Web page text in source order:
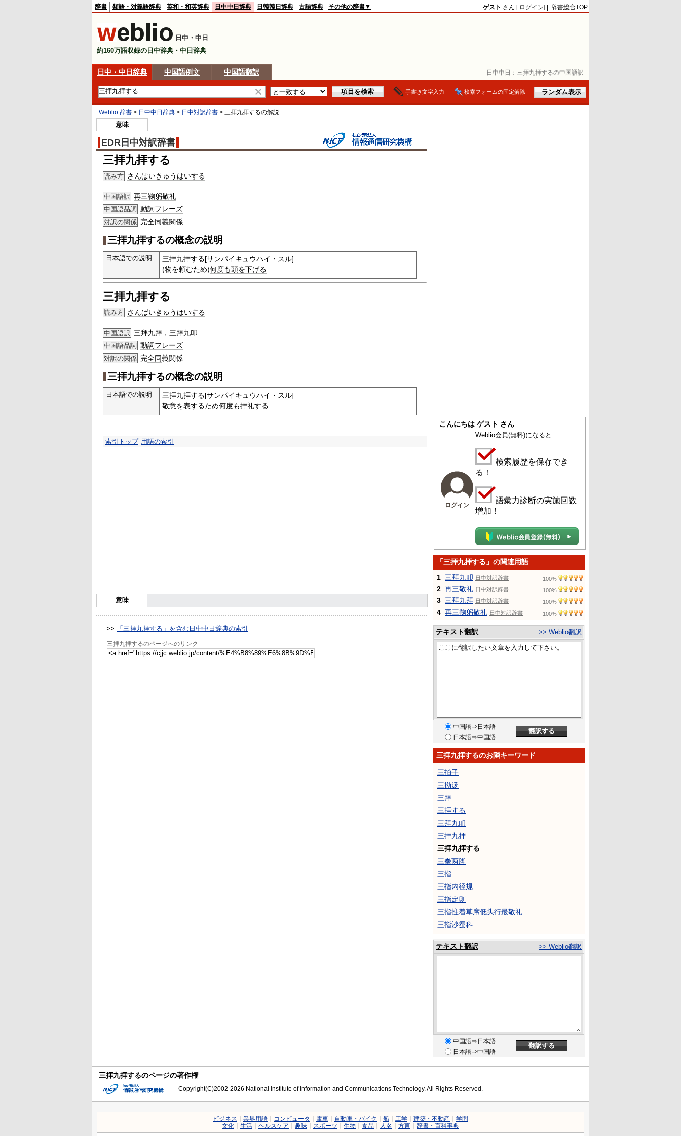
日中中日： 三拝九拝するの中国語訳
辞書 類語・対義語辞典 英和・和英辞典 日中中日辞典 日韓韓日辞典 古語辞典 その他の辞書▼ ゲスト さん [ ログイン] | 辞書総合TOP
日中・中日
約160万語収録の日中辞典・中日辞典
日中・中日辞典 中国語例文 中国語翻訳
手書き文字入力 検索フォームの固定解除
Weblio 辞書 > 日中中日辞典 > 日中対訳辞書 > 三拝九拝するの解説
意味
EDR日中対訳辞書
三拝九拝する
読み方 さんぱいきゅうはいする
中国語訳 再三鞠躬敬礼
中国語品詞 動詞フレーズ
対訳の関係 完全同義関係
三拝九拝するの概念の説明
日本語での説明
三拝九拝する[サンパイキュウハイ・スル]
(物を頼むため)何度も頭を下げる
三拝九拝する
読み方 さんぱいきゅうはいする
中国語訳 三拜九拜 ， 三拜九叩
中国語品詞 動詞フレーズ
対訳の関係 完全同義関係
三拝九拝するの概念の説明
日本語での説明
三拝九拝する[サンパイキュウハイ・スル]
敬意を表するため何度も拝礼する
索引トップ 用語の索引
意味
>> 「三拝九拝する」を含む日中中日辞典の索引
三拝九拝するのページへのリンク
こんにちは ゲスト さん
ログイン
Weblio会員(無料)になると
検索履歴を保存でき
る！
語彙力診断の実施回数
増加！
「三拝九拝する」の関連用語
1 三拜九叩 日中対訳辞書 100%
2 再三敬礼 日中対訳辞書 100%
3 三拜九拜 日中対訳辞書 100%
4 再三鞠躬敬礼 日中対訳辞書 100%
テキスト翻訳 >> Weblio翻訳
中国語⇒日本語
日本語⇒中国語
三拝九拝するのお隣キーワード
三拍子
三拗汤
三拜
三拝する
三拜九叩
三拝九拝
三拝九拝する
三拳两脚
三指
三指内径规
三指定则
三指拄着草席低头行最敬礼
三指沙蚕科
テキスト翻訳 >> Weblio翻訳
中国語⇒日本語
日本語⇒中国語
三拝九拝するのページの著作権
Copyright(C)2002-2026 National Institute of Information and Communications Technology. All Rights Reserved.
ビジネス 業界用語 コンピュータ 電車 自動車・バイク 船 工学 建築・不動産
学問
文化
生活 ヘルスケア 趣味 スポーツ 生物 食品 人名 方言 辞書・百科事典